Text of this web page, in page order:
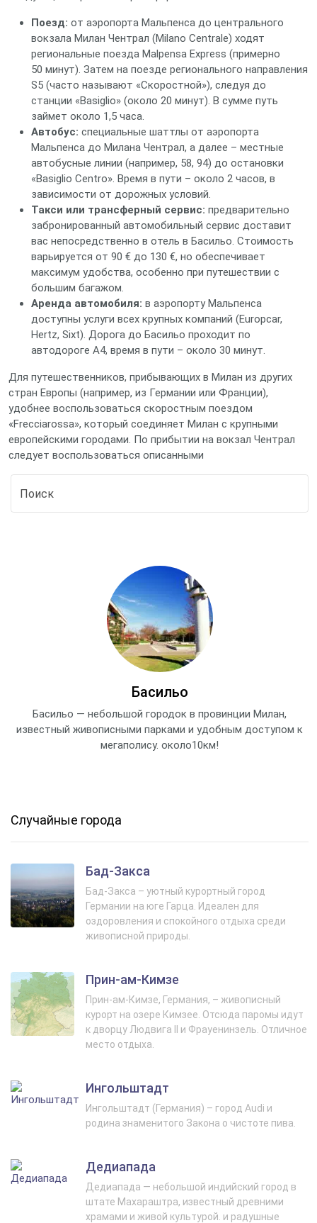
Поезд: от аэропорта Мальпенса до центрального
вокзала Милан Чентрал (Milano Centrale) ходят
региональные поезда Malpensa Express (примерно
50 минут). Затем на поезде регионального направления
S5 (часто называют «Скоростной»), следуя до
станции «Basiglio» (около 20 минут). В сумме путь
займет около 1,5 часа.
Автобус: специальные шаттлы от аэропорта
Мальпенса до Милана Чентрал, а далее – местные
автобусные линии (например, 58, 94) до остановки
«Basiglio Centro». Время в пути – около 2 часов, в
зависимости от дорожных условий.
Такси или трансферный сервис: предварительно
забронированный автомобильный сервис доставит
вас непосредственно в отель в Басильо. Стоимость
варьируется от 90 € до 130 €, но обеспечивает
максимум удобства, особенно при путешествии с
большим багажом.
Аренда автомобиля: в аэропорту Мальпенса
доступны услуги всех крупных компаний (Europcar,
Hertz, Sixt). Дорога до Басильо проходит по
автодороге A4, время в пути – около 30 минут.
Для путешественников, прибывающих в Милан из других
стран Европы (например, из Германии или Франции),
удобнее воспользоваться скоростным поездом
«Frecciarossa», который соединяет Милан с крупными
европейскими городами. По прибытии на вокзал Чентрал
следует воспользоваться описанными
Басильо
Басильо — небольшой городок в провинции Милан,
известный живописными парками и удобным доступом к
мегаполису. около10км!
Случайные города
Бад-Закса
Бад-Закса – уютный курортный город
Германии на юге Гарца. Идеален для
оздоровления и спокойного отдыха среди
живописной природы.
Прин-ам-Кимзе
Прин-ам-Кимзе, Германия, – живописный
курорт на озере Кимзее. Отсюда паромы идут
к дворцу Людвига II и Фрауенинзель. Отличное
место отдыха.
Ингольштадт
Ингольштадт (Германия) – город Audi и
родина знаменитого Закона о чистоте пива.
Дедиапада
Дедиапада — небольшой индийский город в
штате Махараштра, известный древними
храмами и живой культурой. и радушные